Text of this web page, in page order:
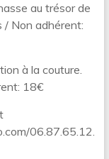
au trésor de
/ Non adhérent:
à la couture.
18€
06.87.65.12.